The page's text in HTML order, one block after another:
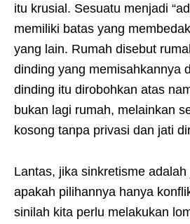
itu krusial. Sesuatu menjadi
memiliki batas yang
yang lain. Rumah disebut
dinding yang memisahkannya
dinding itu dirobohkan atas
bukan lagi rumah, melainkan
kosong tanpa privasi dan jati
Lantas, jika sinkretisme
apakah pilihannya hanya
sinilah kita perlu melakukan